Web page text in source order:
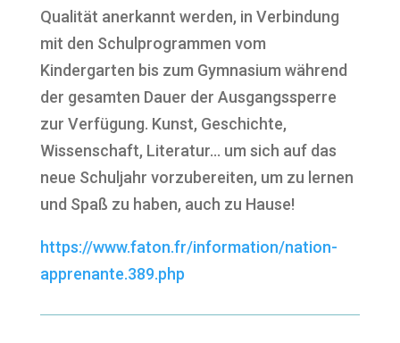
Qualität anerkannt werden, in Verbindung
mit den Schulprogrammen vom
Kindergarten bis zum Gymnasium während
der gesamten Dauer der Ausgangssperre
zur Verfügung. Kunst, Geschichte,
Wissenschaft, Literatur… um sich auf das
neue Schuljahr vorzubereiten, um zu lernen
und Spaß zu haben, auch zu Hause!
https://www.faton.fr/information/nation-
apprenante.389.php